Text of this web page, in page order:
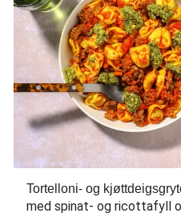
Tortelloni- og
med spinat- og ricottafyll